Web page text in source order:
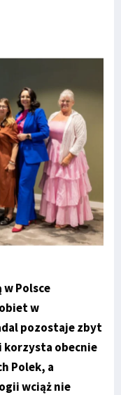
w Polsce
w
pozostaje zbyt
korzysta obecnie
Polek, a
wciąż nie